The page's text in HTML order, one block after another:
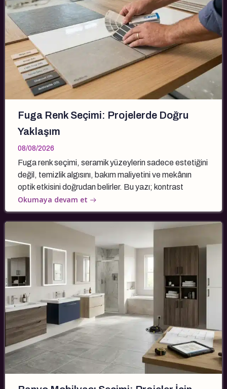
Fuga Renk Seçimi: Projelerde Doğru
Yaklaşım
08/08/2026
Fuga renk seçimi, seramik yüzeylerin sadece estetiğini
değil, temizlik algısını, bakım maliyetini ve mekânın
optik etkisini doğrudan belirler. Bu yazı; kontrast
Okumaya devam et